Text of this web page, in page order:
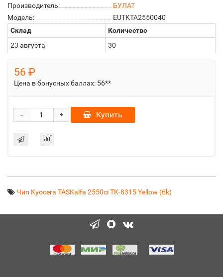
Производитель:
БУЛАТ
Модель:
EUTKTA2550040
Склад
Количество
23 августа
30
56 ₽
Цена в бонусных баллах: 56**
+
- Купить
Чип Kyocera TASKalfa 2550ci TK-8315 Yellow (6k)